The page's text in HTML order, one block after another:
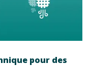
pour des